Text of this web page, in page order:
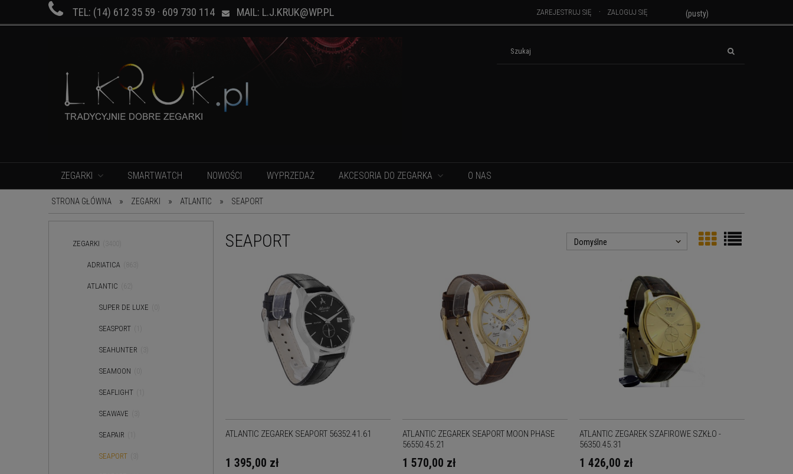
 TEL: (14) 612 35 59 · 609 730 114  MAIL: L.J.KRUK@WP.PL ZAREJESTRUJ SIĘ ZALOGUJ SIĘ (pusty)
ZEGARKI SMARTWATCH NOWOŚCI WYPRZEDAŻ AKCESORIA DO ZEGARKA O NAS
STRONA GŁÓWNA » ZEGARKI » ATLANTIC » SEAPORT
ZEGARKI
ADRIATICA
ATLANTIC
SUPER DE LUXE
SEASPORT
SEAHUNTER
SEAMOON
SEAFLIGHT
SEAWAVE
SEAPAIR
SEAPORT
SEAPORT
ATLANTIC ZEGAREK SEAPORT 56352.41.61
1 395,00 zł
ATLANTIC ZEGAREK SEAPORT MOON PHASE
56550.45.21
1 570,00 zł
ATLANTIC ZEGAREK SZAFIROWE SZKŁO -
56350.45.31
1 426,00 zł